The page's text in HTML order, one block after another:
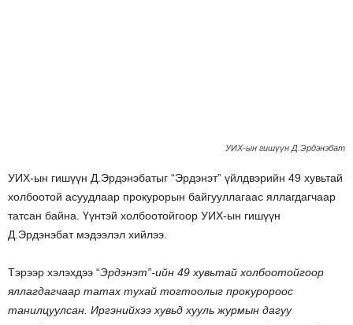
УИХ-ын гишүүн Д.Эрдэнэбат
УИХ-ын гишүүн Д.Эрдэнэбатыг “Эрдэнэт” үйлдвэрийн 49 хувьтай
холбоотой асуудлаар прокурорын байгууллагаас яллагдагчаар
татсан байна. Үүнтэй холбоотойгоор УИХ-ын гишүүн
Д.Эрдэнэбат мэдээлэл хийлээ.
Тэрээр хэлэхдээ “Эрдэнэт”-ийн 49 хувьтай холбоотойгоор
яллагдагчаар татах тухай тогтоолыг прокуророос
танилцуулсан. Иргэнийхээ хувьд хууль журмын дагуу